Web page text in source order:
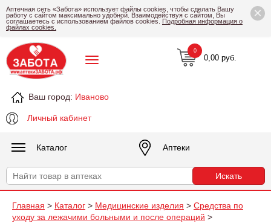
×
Аптечная сеть «Забота» использует файлы cookies, чтобы сделать Вашу
работу с сайтом максимально удобной. Взаимодействуя с сайтом, Вы
соглашаетесь с использованием файлов cookies. Подробная информация о
файлах cookies.
Ваш город: Иваново
Личный кабинет
0,00 руб.
0
Каталог Аптеки
Главная > Каталог > Медицинские изделия > Средства по
уходу за лежачими больными и после операций >